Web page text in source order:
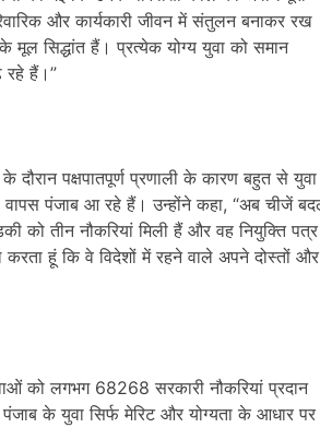
और कार्यकारी जीवन में संतुलन बनाकर रख
सिद्धांत हैं। प्रत्येक योग्य युवा को समान
रहे हैं।”
पक्षपातपूर्ण प्रणाली के कारण बहुत से युवा
पंजाब आ रहे हैं। उन्होंने कहा, “अब चीजें
तीन नौकरियां मिली हैं और वह नियुक्ति पत्र
हूं कि वे विदेशों में रहने वाले अपने दोस्तों और
को लगभग 68268 सरकारी नौकरियां प्रदान
के युवा सिर्फ मेरिट और योग्यता के आधार पर